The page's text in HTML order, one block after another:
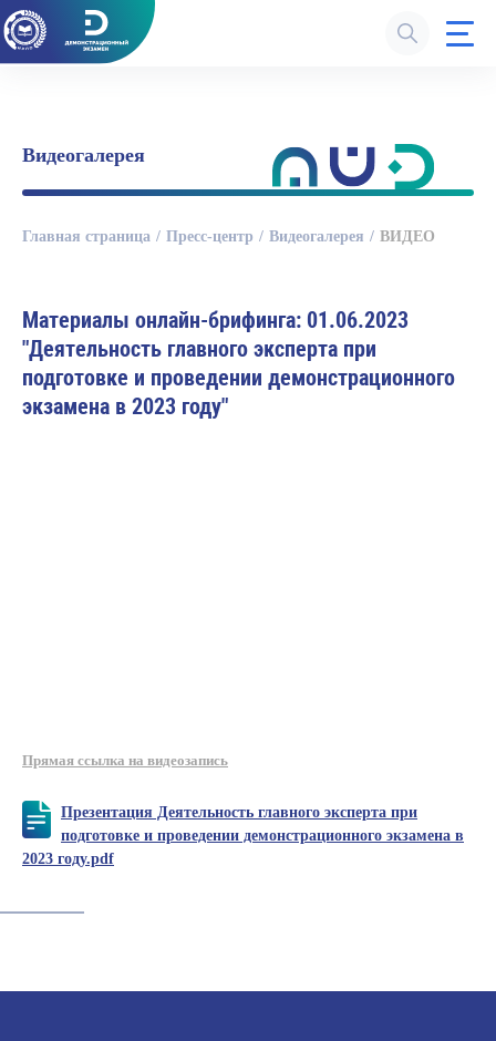
Видеогалерея
Главная страница Пресс-центр Видеогалерея ВИДЕО
Материалы онлайн-брифинга: 01.06.2023
"Деятельность главного эксперта при
подготовке и проведении демонстрационного
экзамена в 2023 году"
Прямая ссылка на видеозапись
Презентация Деятельность главного эксперта при
подготовке и проведении демонстрационного экзамена в
2023 году.pdf